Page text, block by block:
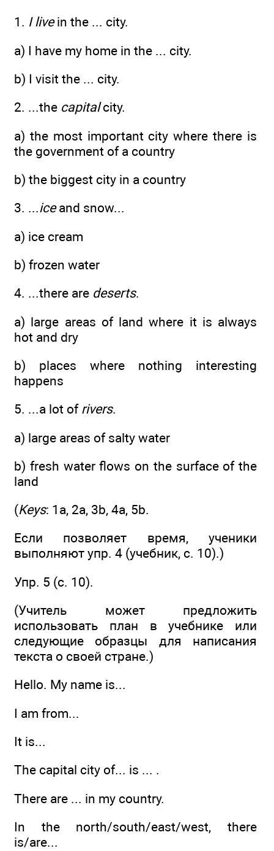
1. I livein the ... city.
a) I have my home in the ... city.
b) I visit the ... city.
2. ...the capitalcity.
a) the most important city where there is
the government of a country
b) the biggest city in a country
3. ...iceand snow...
a) ice cream
b) frozen water
4. ...there are deserts.
a) large areas of land where it is always
hot and dry
b) places where nothing interesting
happens
5. ...a lot of rivers.
a) large areas of salty water
b) fresh water flows on the surface of the
land
(Keys: 1a, 2a, 3b, 4a, 5b.
Если позволяет время, ученики
выполняют упр. 4 (учебник, с. 10).)
Упр. 5 (с. 10).
(Учитель может предложить
использовать план в учебнике или
следующие образцы для написания
текста о своей стране.)
Hello. Му name is...
I am from...
It is...
The capital city of... is ... .
There are ... in my country.
In the north/south/east/west, there
is/are...